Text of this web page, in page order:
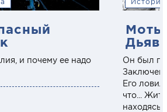
и почему ее надо
История
Он был
Его
что...
находясь